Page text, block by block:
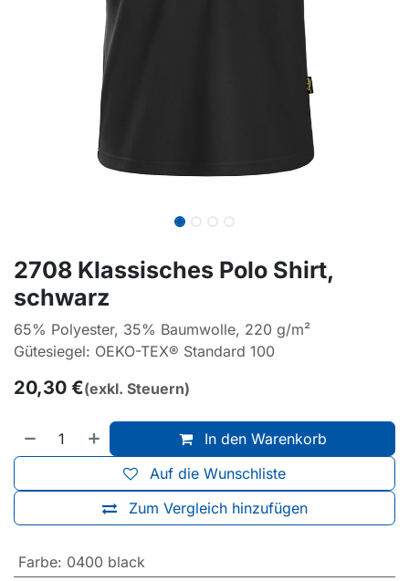
2708 Klassisches Polo Shirt,
schwarz
65% Polyester, 35% Baumwolle, 220 g/m²
Gütesiegel: OEKO-TEX® Standard 100
20,30 €(exkl. Steuern)
In den Warenkorb
Zum Vergleich hinzufügen
Auf die Wunschliste
Farbe: 0400 black